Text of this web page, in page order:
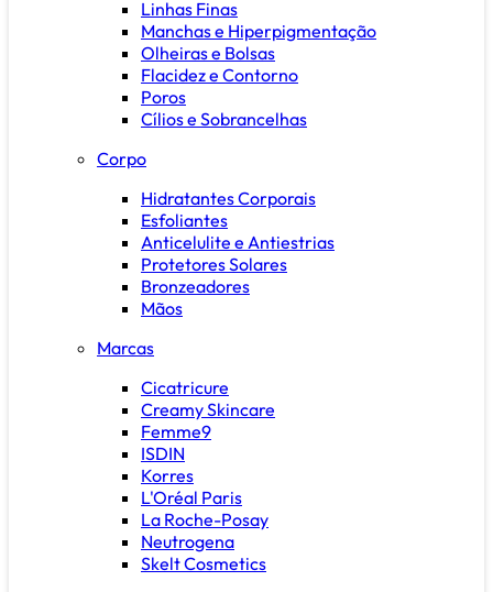
Linhas Finas
Manchas e Hiperpigmentação
Olheiras e Bolsas
Flacidez e Contorno
Poros
Cílios e Sobrancelhas
Corpo
Hidratantes Corporais
Esfoliantes
Anticelulite e Antiestrias
Protetores Solares
Bronzeadores
Mãos
Marcas
Cicatricure
Creamy Skincare
Femme9
ISDIN
Korres
L'Oréal Paris
La Roche-Posay
Neutrogena
Skelt Cosmetics